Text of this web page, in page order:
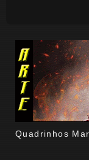
Quadrinhos